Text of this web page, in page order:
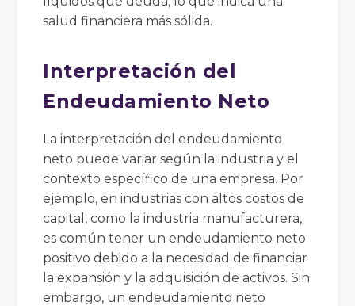
salud financiera más sólida.
Interpretación del
Endeudamiento Neto
La interpretación del endeudamiento
neto puede variar según la industria y el
contexto específico de una empresa. Por
ejemplo, en industrias con altos costos de
capital, como la industria manufacturera,
es común tener un endeudamiento neto
positivo debido a la necesidad de financiar
la expansión y la adquisición de activos. Sin
embargo, un endeudamiento neto